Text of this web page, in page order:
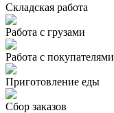
Складская работа
Работа с грузами
Работа с покупателями
Приготовление еды
Сбор заказов